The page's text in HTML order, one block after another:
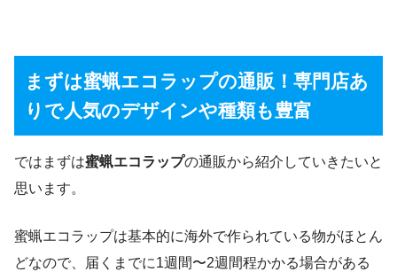
まずは蜜蝋エコラップの通販！専門店あ
りで人気のデザインや種類も豊富
ではまずは蜜蝋エコラップの通販から紹介していきたいと
思います。
蜜蝋エコラップは基本的に海外で作られている物がほとん
どなので、届くまでに1週間〜2週間程かかる場合がある